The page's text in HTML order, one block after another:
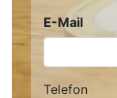
E-Mail
Telefon